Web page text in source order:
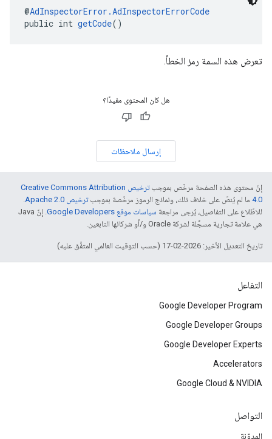
@AdInspectorError.AdInspectorErrorCode
public int getCode()
تعرض هذه السمة رمز الخطأ.
هل كان المحتوى مفيدًا؟
إرسال ملاحظات
إنّ محتوى هذه الصفحة مرخّص بموجب
ترخيص Creative Commons Attribution
4.0‏ ما لم يُنصّ على خلاف ذلك، ونماذج الرموز مرخّصة بموجبترخيص Apache 2.0‏
.
للاطّلاع على التفاصيل، يُرجى مراجعة سياسات موقع Google Developers‏
. إنّ Java
هي علامة تجارية مسجَّلة لشركة Oracle و/أو شركائها التابعين.
تاريخ التعديل الأخير: 2026-02-17 (حسب التوقيت العالمي المتفَّق عليه)
التفاعل
Google Developer Program
Google Developer Groups
Google Developer Experts
Accelerators
Google Cloud & NVIDIA
التواصل
المدوّنة